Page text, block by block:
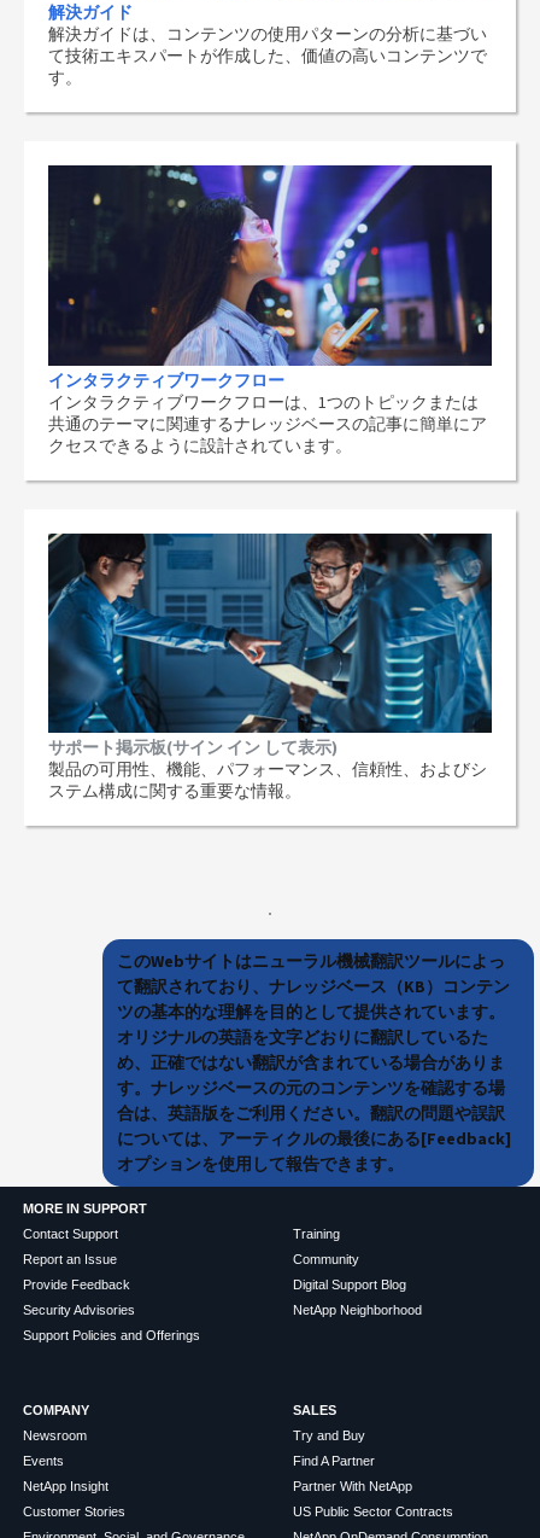
解決ガイド
解決ガイドは、コンテンツの使用パターンの分析に基づい
て技術エキスパートが作成した、価値の高いコンテンツで
す。
インタラクティブワークフロー
インタラクティブワークフローは、1つのトピックまたは
共通のテーマに関連するナレッジベースの記事に簡単にア
クセスできるように設計されています。
サポート掲示板(サイン イン して表示)
製品の可用性、機能、パフォーマンス、信頼性、およびシ
ステム構成に関する重要な情報。
このWebサイトはニューラル機械翻訳ツールによっ
て翻訳されており、ナレッジベース（KB）コンテン
ツの基本的な理解を目的として提供されています。
オリジナルの英語を文字どおりに翻訳しているた
め、正確ではない翻訳が含まれている場合がありま
す。ナレッジベースの元のコンテンツを確認する場
合は、英語版をご利用ください。翻訳の問題や誤訳
については、アーティクルの最後にある[Feedback]
オプションを使用して報告できます。
MORE IN SUPPORT
Contact Support
Report an Issue
Provide Feedback
Security Advisories
Support Policies and Offerings
Training
Community
Digital Support Blog
NetApp Neighborhood
COMPANY
Newsroom
Events
NetApp Insight
Customer Stories
SALES
Try and Buy
Find A Partner
Partner With NetApp
US Public Sector Contracts